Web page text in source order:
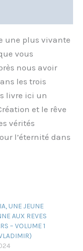
une plus vivante
vous
nous avoir
les trois
livre ici un
et le rêve
vérités
l’éternité dans
UNE JEUNE
AUX REVES
– VOLUME 1